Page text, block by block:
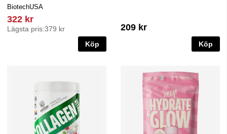
BiotechUSA
322 kr
Lägsta pris:379 kr
Köp
209 kr
Köp